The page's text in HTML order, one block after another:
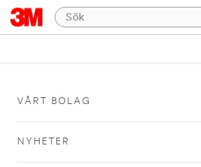
VÅRT BOLAG
NYHETER